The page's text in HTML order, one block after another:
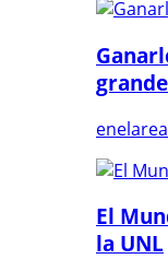
grande
enelarea
El
la UNL